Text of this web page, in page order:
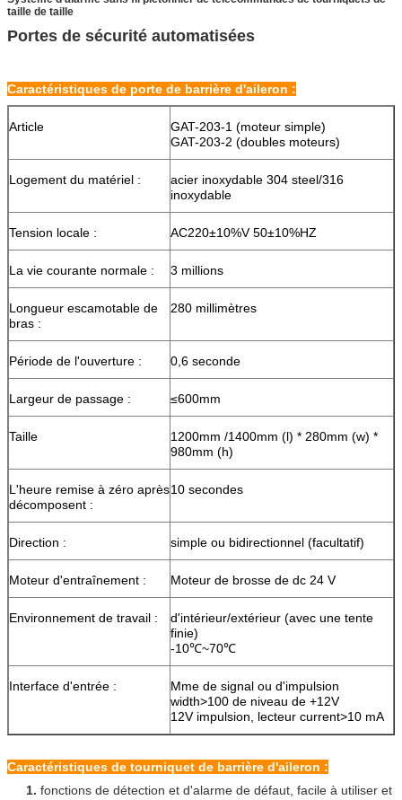
taille de taille
Portes de sécurité automatisées
Caractéristiques de porte de barrière d'aileron :
Article
GAT-203-1 (moteur simple)
GAT-203-2 (doubles moteurs)
Logement du matériel :
acier inoxydable 304 steel/316
inoxydable
Tension locale : AC220±10%V 50±10%HZ
La vie courante normale : 3 millions
Longueur escamotable de
bras :
280 millimètres
Période de l'ouverture : 0,6 seconde
Largeur de passage : ≤600mm
Taille
1200mm /1400mm (l) * 280mm (w) *
980mm (h)
L'heure remise à zéro après
décomposent :
10 secondes
Direction : simple ou bidirectionnel (facultatif)
Moteur d'entraînement : Moteur de brosse de dc 24 V
Environnement de travail :
d'intérieur/extérieur (avec une tente
finie)
-10℃~70℃
Interface d'entrée :
Mme de signal ou d'impulsion
width>100 de niveau de +12V
12V impulsion, lecteur current>10 mA
Caractéristiques de tourniquet de barrière d'aileron :
1. fonctions de détection et d'alarme de défaut, facile à utiliser et